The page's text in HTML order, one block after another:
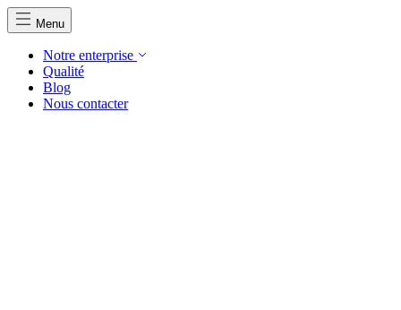
Menu
Notre enterprise
Qualité
Blog
Nous contacter